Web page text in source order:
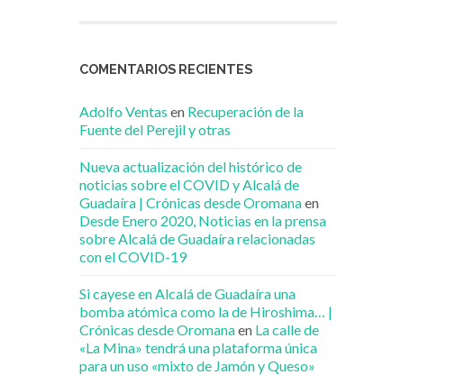
COMENTARIOS RECIENTES
Adolfo Ventas en Recuperación de la
Fuente del Perejil y otras
Nueva actualización del histórico de
noticias sobre el COVID y Alcalá de
Guadaíra | Crónicas desde Oromanaen
Desde Enero 2020, Noticias en la prensa
sobre Alcalá de Guadaíra relacionadas
con el COVID-19
Si cayese en Alcalá de Guadaíra una
bomba atómica como la de Hiroshima… |
Crónicas desde Oromanaen La calle de
«La Mina» tendrá una plataforma única
para un uso «mixto de Jamón y Queso»